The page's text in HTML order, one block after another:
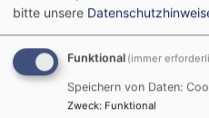
schon jetzt auf die
Jugend im Dekanat
Möge Gottes Segen
Jugendlichen und
bitte unsere
Funktional (immer
Speichern von Daten:
Zweck: Funktional